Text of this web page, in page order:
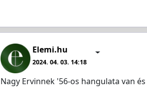
Elemi.hu
2024. 04. 03. 14:18
Nagy Ervinnek '56-os hangulata van